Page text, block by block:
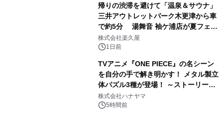
帰りの渋滞を避けて「温泉＆サウナ」
三井アウトレットパーク木更津から車
で約5分 湯舞音 袖ケ浦店が夏フェア
メニューを提供
株式会社楽久屋
1日前
TVアニメ『ONE PIECE』の名シーン
を自分の手で解き明かす！ メタル製立
体パズル3種が登場！ ～ストーリーと
ギミックが融合した 大人の体験型パズ
ルが8月7日(金)12時より先行予約受付
株式会社ハナヤマ
5時間前